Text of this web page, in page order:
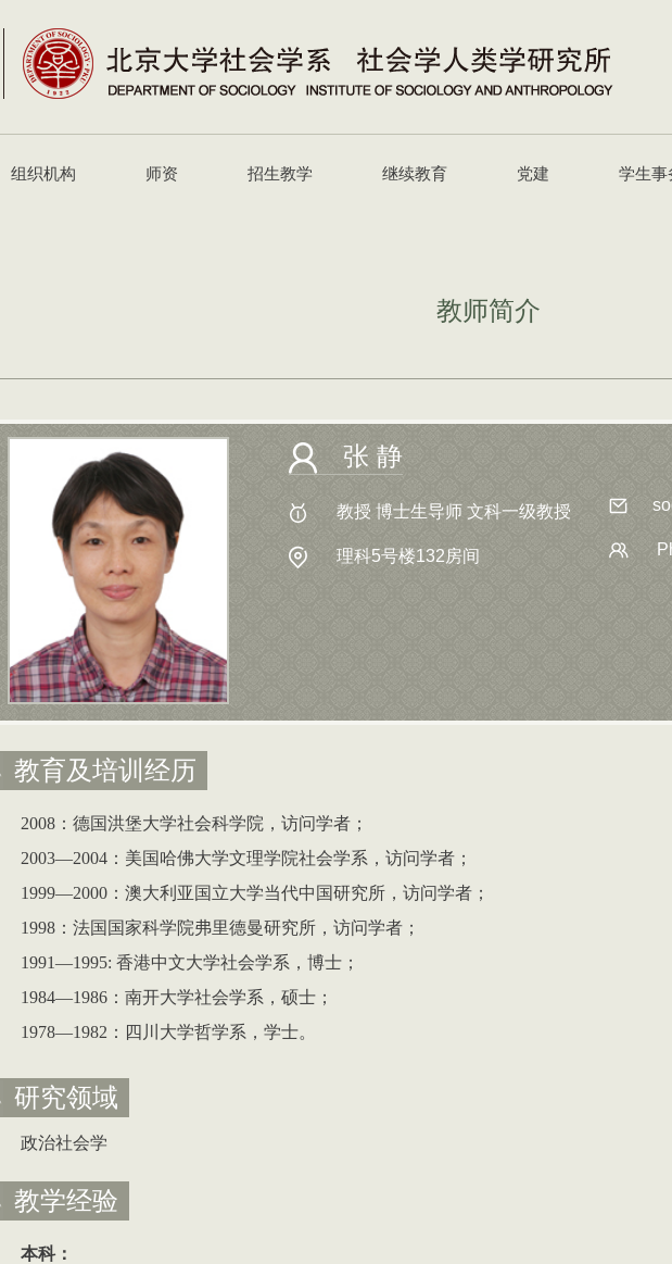
组织机构 师资 招生教学 继续教育 党建 学生事
教师简介
张 静
教授 博士生导师 文科一级教授
理科5号楼132房间
教育及培训经历
2008 ：德国洪堡大学社会科学院，访问学者；
2003—2004 ：美国哈佛大学文理学院社会学系，访问学者；
1999—2000 ：澳大利亚国立大学当代中国研究所，访问学者；
1998 ：法国国家科学院弗里德曼研究所，访问学者；
1991—1995: 香港中文大学社会学系，博士；
1984—1986 ：南开大学社会学系，硕士；
1978—1982 ：四川大学哲学系，学士。
研究领域
政治社会学
教学经验
本科：